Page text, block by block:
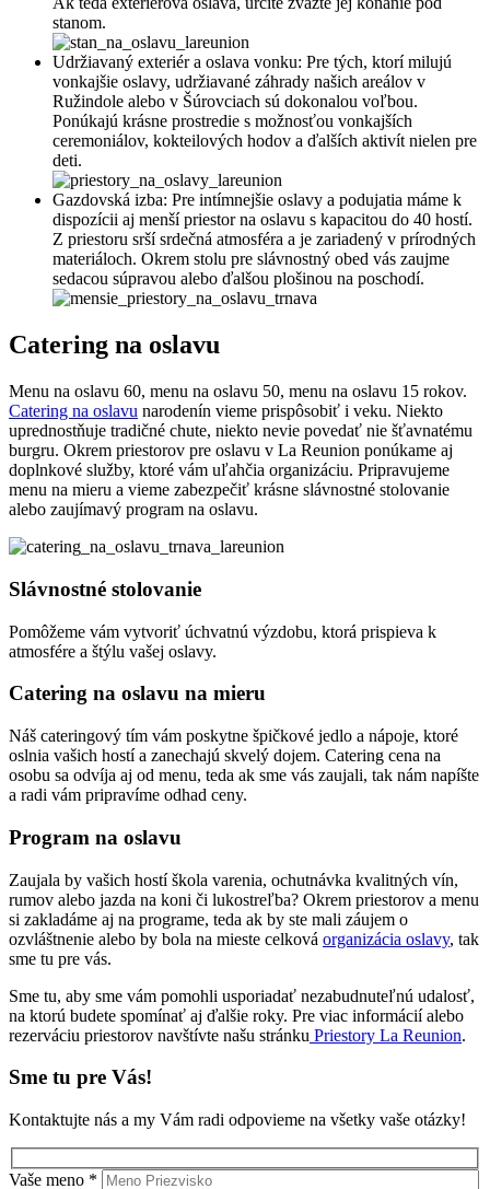
stanom.
Udržiavaný exteriér a oslava vonku: Pre tých, ktorí milujú
vonkajšie oslavy, udržiavané záhrady našich areálov v
Ružindole alebo v Šúrovciach sú dokonalou voľbou.
Ponúkajú krásne prostredie s možnosťou vonkajších
ceremoniálov, kokteilových hodov a ďalších aktivít nielen pre
deti.
Gazdovská izba: Pre intímnejšie oslavy a podujatia máme k
dispozícii aj menší priestor na oslavu s kapacitou do 40 hostí.
Z priestoru srší srdečná atmosféra a je zariadený v prírodných
materiáloch. Okrem stolu pre slávnostný obed vás zaujme
sedacou súpravou alebo ďalšou plošinou na poschodí.
Catering na oslavu
Menu na oslavu 60, menu na oslavu 50, menu na oslavu 15 rokov.
Catering na oslavu narodenín vieme prispôsobiť i veku. Niekto
uprednostňuje tradičné chute, niekto nevie povedať nie šťavnatému
burgru. Okrem priestorov pre oslavu v La Reunion ponúkame aj
doplnkové služby, ktoré vám uľahčia organizáciu. Pripravujeme
menu na mieru a vieme zabezpečiť krásne slávnostné stolovanie
alebo zaujímavý program na oslavu.
Slávnostné stolovanie
Pomôžeme vám vytvoriť úchvatnú výzdobu, ktorá prispieva k
atmosfére a štýlu vašej oslavy.
Catering na oslavu na mieru
Náš cateringový tím vám poskytne špičkové jedlo a nápoje, ktoré
oslnia vašich hostí a zanechajú skvelý dojem. Catering cena na
osobu sa odvíja aj od menu, teda ak sme vás zaujali, tak nám napíšte
a radi vám pripravíme odhad ceny.
Program na oslavu
Zaujala by vašich hostí škola varenia, ochutnávka kvalitných vín,
rumov alebo jazda na koni či lukostreľba? Okrem priestorov a menu
si zakladáme aj na programe, teda ak by ste mali záujem o
ozvláštnenie alebo by bola na mieste celková organizácia oslavy, tak
sme tu pre vás.
Sme tu, aby sme vám pomohli usporiadať nezabudnuteľnú udalosť,
na ktorú budete spomínať aj ďalšie roky. Pre viac informácií alebo
rezerváciu priestorov navštívte našu stránku Priestory La Reunion.
Sme tu pre Vás!
Kontaktujte nás a my Vám radi odpovieme na všetky vaše otázky!
Vaše meno *